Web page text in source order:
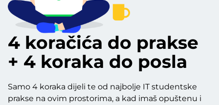
4 koračića do prakse
+ 4 koraka do posla
Samo 4 koraka dijeli te od najbolje IT studentske
prakse na ovim prostorima, a kad imaš opuštenu i